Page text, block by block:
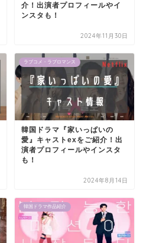
介！出演者プロフィールやイ
ンスタも！
2024年11月30日
ラブコメ・ラブロマンス
韓国ドラマ『家いっぱいの
愛』キャストexをご紹介！出
演者プロフィールやインスタ
も！
2024年8月14日
韓国ドラマ作品紹介